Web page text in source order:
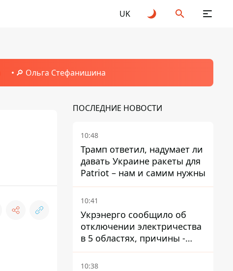
UK
🔎 Ольга Стефанишина
ПОСЛЕДНИЕ НОВОСТИ
10:48
Трамп ответил, надумает ли
давать Украине ракеты для
Patriot – нам и самим нужны
10:41
Укрэнерго сообщило об
отключении электричества
в 5 областях, причины -
обстрелы и жара
10:38